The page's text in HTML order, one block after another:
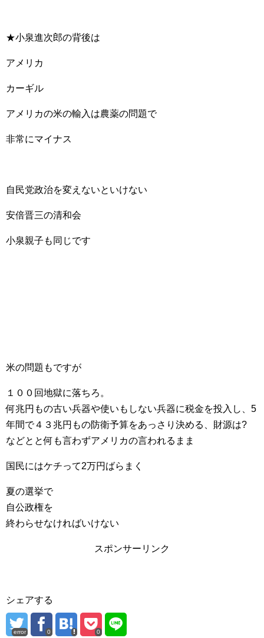
★小泉進次郎の背後は
アメリカ
カーギル
アメリカの米の輸入は農薬の問題で
非常にマイナス
自民党政治を変えないといけない
安倍晋三の清和会
小泉親子も同じです
米の問題もですが
１００回地獄に落ちろ。
何兆円もの古い兵器や使いもしない兵器に税金を投入し、5
年間で４３兆円もの防衛予算をあっさり決める、財源は?
などとと何も言わずアメリカの言われるまま
国民にはケチって2万円ばらまく
夏の選挙で
自公政権を
終わらせなければいけない
スポンサーリンク
シェアする
error 0 0